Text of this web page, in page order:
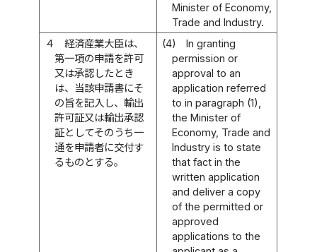
Minister of Economy,
Trade and Industry.
４
経済産業大臣は、
第一項の申請を許可
又は承認したとき
は、当該申請書にそ
の旨を記入し、輸出
許可証又は輸出承認
証としてそのうち一
通を申請者に交付す
るものとする。
(4)
In granting
permission or
approval to an
application referred
to in paragraph (1),
the Minister of
Economy, Trade and
Industry is to state
that fact in the
written application
and deliver a copy
of the permitted or
approved
applications to the